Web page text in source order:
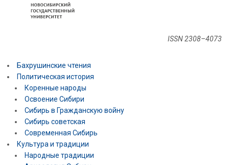
ISSN 2308–4073
Бахрушинские чтения
Политическая история
Коренные народы
Освоение Сибири
Сибирь в Гражданскую войну
Сибирь советская
Современная Сибирь
Культура и традиции
Народные традиции